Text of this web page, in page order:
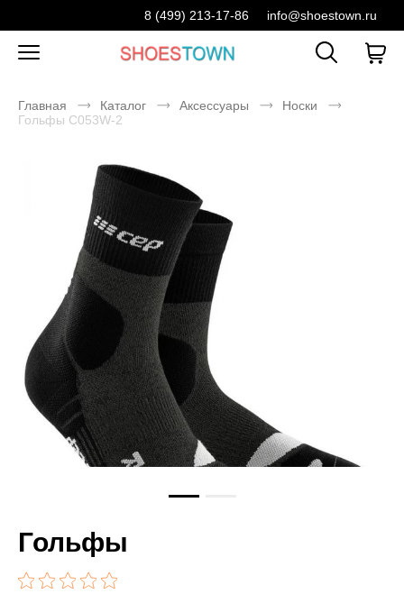
8 (499) 213-17-86 info@shoestown.ru
Главная Каталог Аксессуары
Носки
Гольфы C053W-2
Гольфы